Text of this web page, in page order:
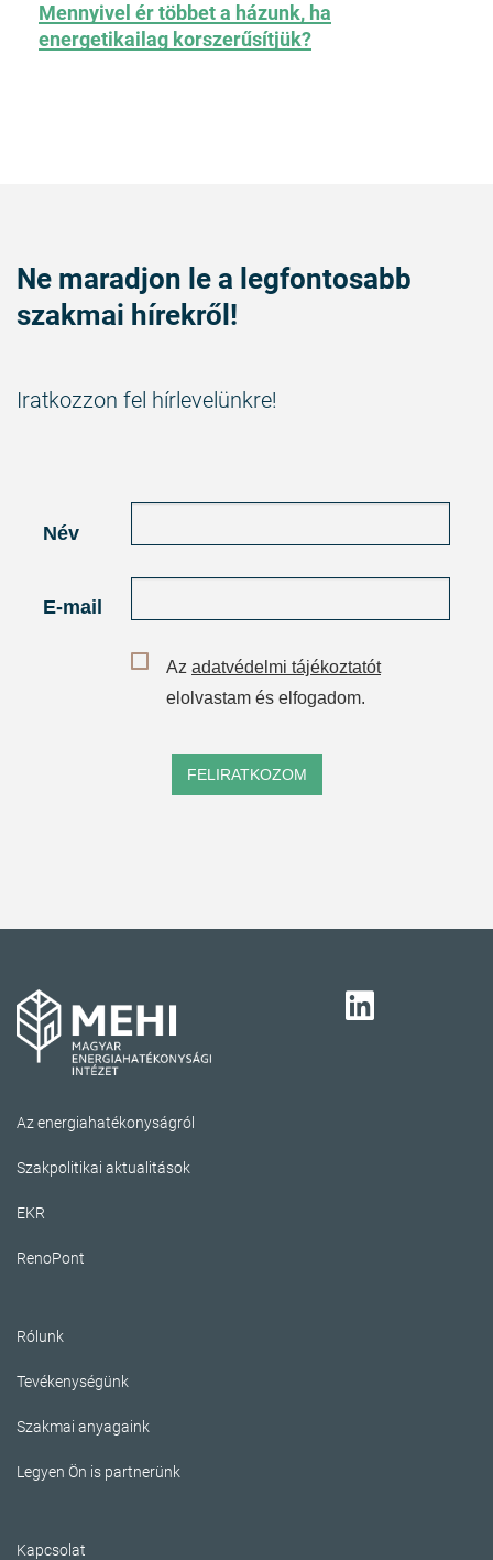
Mennyivel ér többet a házunk, ha
energetikailag korszerűsítjük?
Ne maradjon le a legfontosabb
szakmai hírekről!
Iratkozzon fel hírlevelünkre!
Név
E-mail
Az adatvédelmi tájékoztatót
elolvastam és elfogadom.
FELIRATKOZOM
Az energiahatékonyságról
Szakpolitikai aktualitások
EKR
RenoPont
Rólunk
Tevékenységünk
Szakmai anyagaink
Legyen Ön is partnerünk
Kapcsolat